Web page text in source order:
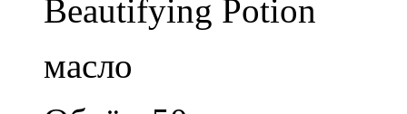
Beautifying Potion
масло